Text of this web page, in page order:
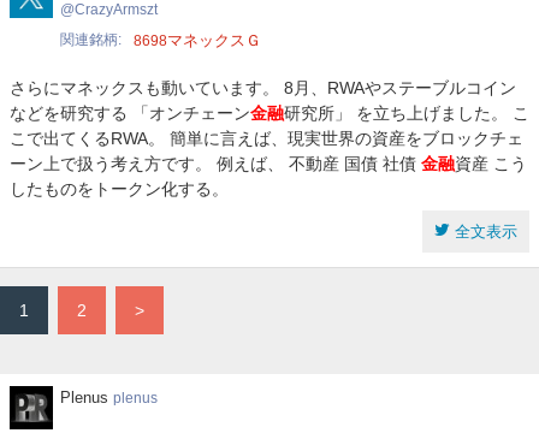
CrazyArmszt
関連銘柄 8698マネックスＧ
さらにマネックスも動いています。 8月、RWAやステーブルコイン
などを研究する 「オンチェーン金融研究所」 を立ち上げました。 こ
こで出てくるRWA。 簡単に言えば、現実世界の資産をブロックチェ
ーン上で扱う考え方です。 例えば、 不動産 国債 社債 金融資産 こう
したものをトークン化する。
全文表示
1 2 >
Plenus
Plenus plenus